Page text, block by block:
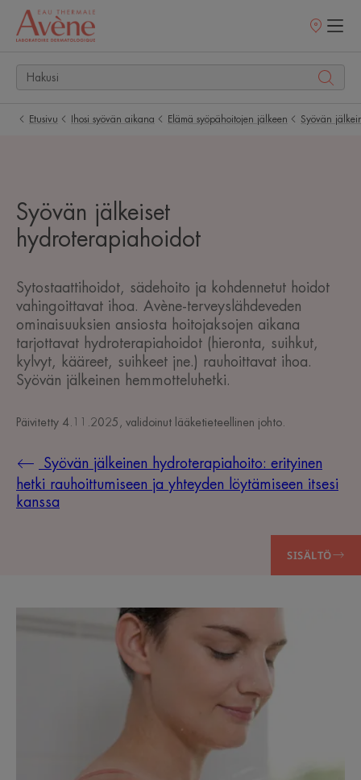
Myyntipisteet
Etusivu Ihosi syövän aikana Elämä syöpähoitojen jälkeen Syövän
Syövän jälkeiset
hydroterapiahoidot
Sytostaattihoidot, sädehoito ja kohdennetut hoidot
vahingoittavat ihoa. Avène-terveyslähdeveden
ominaisuuksien ansiosta hoitojaksojen aikana
tarjottavat hydroterapiahoidot (hieronta, suihkut,
kylvyt, kääreet, suihkeet jne.) rauhoittavat ihoa.
Syövän jälkeinen hemmotteluhetki.
Päivitetty 4.11.2025 , validoinut lääketieteellinen johto
Syövän jälkeinen hydroterapiahoito: erityinen
hetki rauhoittumiseen ja yhteyden löytämiseen itsesi
kanssa
SISÄLTÖ